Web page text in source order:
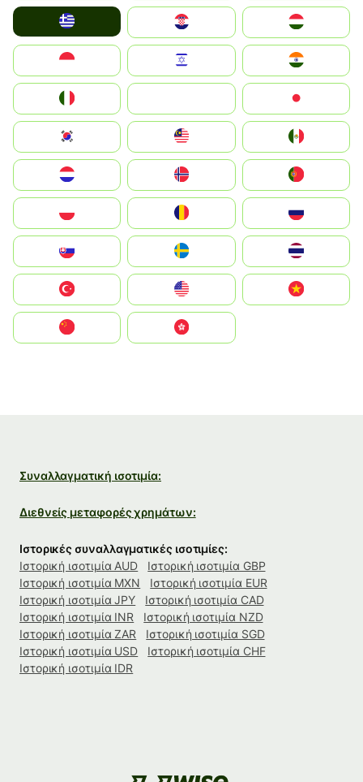
Magyarország
South Korea
United States
中國香港特別行政區
Συναλλαγματική ισοτιμία:
Διεθνείς μεταφορές χρημάτων:
Ιστορικές συναλλαγματικές ισοτιμίες:
Ιστορική ισοτιμία AUD
Ιστορική ισοτιμία GBP
Ιστορική ισοτιμία MXN
Ιστορική ισοτιμία EUR
Ιστορική ισοτιμία JPY
Ιστορική ισοτιμία CAD
Ιστορική ισοτιμία INR
Ιστορική ισοτιμία NZD
Ιστορική ισοτιμία ZAR
Ιστορική ισοτιμία SGD
Ιστορική ισοτιμία USD
Ιστορική ισοτιμία CHF
Ιστορική ισοτιμία IDR